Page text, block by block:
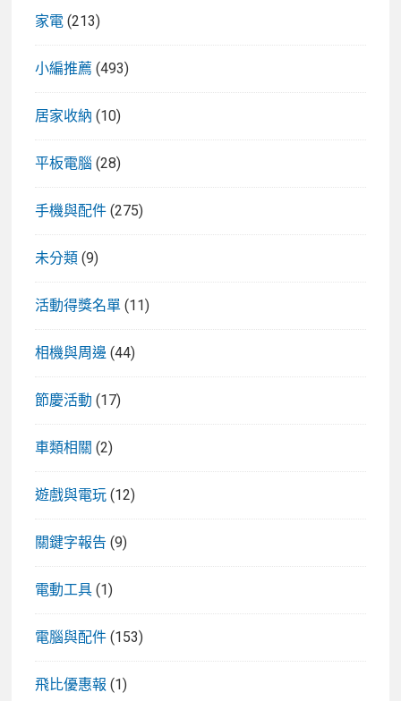
家電 (213)
小編推薦 (493)
居家收納 (10)
平板電腦 (28)
手機與配件 (275)
未分類 (9)
活動得獎名單 (11)
相機與周邊 (44)
節慶活動 (17)
車類相關 (2)
遊戲與電玩 (12)
關鍵字報告 (9)
電動工具 (1)
電腦與配件 (153)
飛比優惠報 (1)